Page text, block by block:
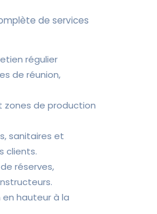
de services
régulier
de réunion,
zones de production
sanitaires et
clients.
réserves,
hauteur à la